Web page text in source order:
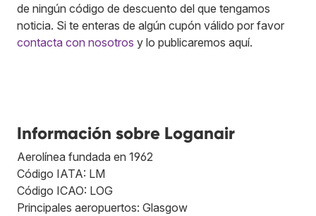
de ningún código de descuento del que tengamos
noticia. Si te enteras de algún cupón válido por favor
contacta con nosotros y lo publicaremos aquí.
Información sobre Loganair
Aerolínea fundada en 1962
Código IATA: LM
Código ICAO: LOG
Principales aeropuertos: Glasgow